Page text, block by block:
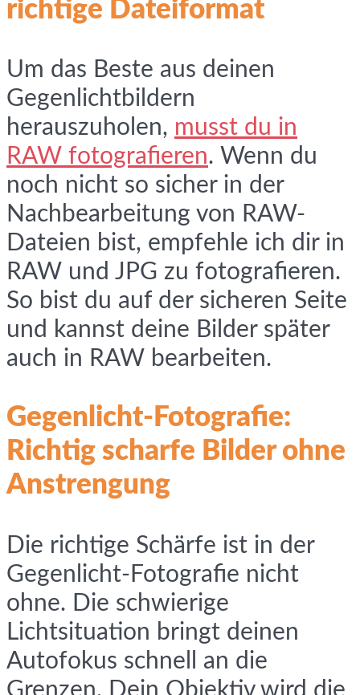
richtige Dateiformat
Um das Beste aus deinen
Gegenlichtbildern
herauszuholen, musst du in
RAW fotografieren. Wenn du
noch nicht so sicher in der
Nachbearbeitung von RAW-
Dateien bist, empfehle ich dir in
RAW und JPG zu fotografieren.
So bist du auf der sicheren Seite
und kannst deine Bilder später
auch in RAW bearbeiten.
Gegenlicht-Fotografie:
Richtig scharfe Bilder ohne
Anstrengung
Die richtige Schärfe ist in der
Gegenlicht-Fotografie nicht
ohne. Die schwierige
Lichtsituation bringt deinen
Autofokus schnell an die
Grenzen. Dein Objektiv wird die